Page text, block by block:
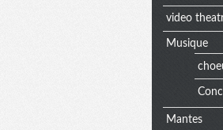
video
Musique
Mantes